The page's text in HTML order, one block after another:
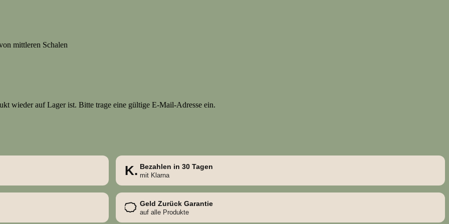
mittleren Schalen
wieder auf Lager ist. Bitte trage eine gültige E-Mail-Adresse ein.
K. Bezahlen in 30 Tagen
mit Klarna
Geld Zurück Garantie
auf alle Produkte